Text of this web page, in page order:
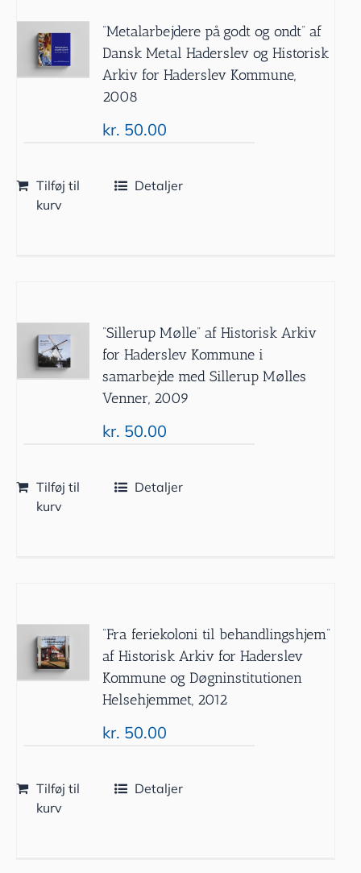
”Metalarbejdere på godt og ondt” af
Dansk Metal Haderslev og Historisk
Arkiv for Haderslev Kommune,
2008
kr. 50.00
Tilføj til
kurv
Detaljer
”Sillerup Mølle” af Historisk Arkiv
for Haderslev Kommune i
samarbejde med Sillerup Mølles
Venner, 2009
kr. 50.00
Tilføj til
kurv
Detaljer
”Fra feriekoloni til behandlingshjem”
af Historisk Arkiv for Haderslev
Kommune og Døgninstitutionen
Helsehjemmet, 2012
kr. 50.00
Tilføj til
kurv
Detaljer